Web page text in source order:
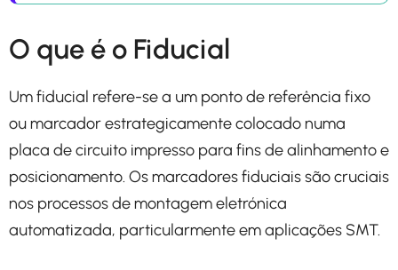
O que é o Fiducial
Um fiducial refere-se a um ponto de referência fixo
ou marcador estrategicamente colocado numa
placa de circuito impresso para fins de alinhamento e
posicionamento. Os marcadores fiduciais são cruciais
nos processos de montagem eletrónica
automatizada, particularmente em aplicações SMT.